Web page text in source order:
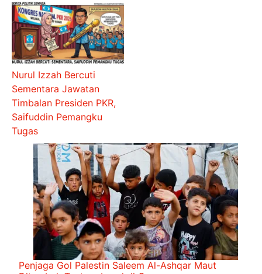
Nurul Izzah Bercuti
Sementara Jawatan
Timbalan Presiden PKR,
Saifuddin Pemangku
Tugas
Penjaga Gol Palestin Saleem Al-Ashqar Maut